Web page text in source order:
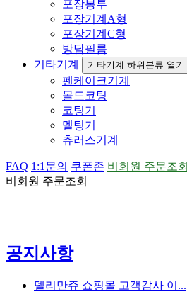
포장봉투
포장기계A형
포장기계C형
방담필름
기타기계
기타기계 하위분류 열기
펜케이크기계
몰드코팅
코팅기
멜팅기
츄러스기계
FAQ 1:1문의 쿠폰존 비회원 주문조회
비회원 주문조회
공지사항
델리만쥬 쇼핑몰 고객감사 이...